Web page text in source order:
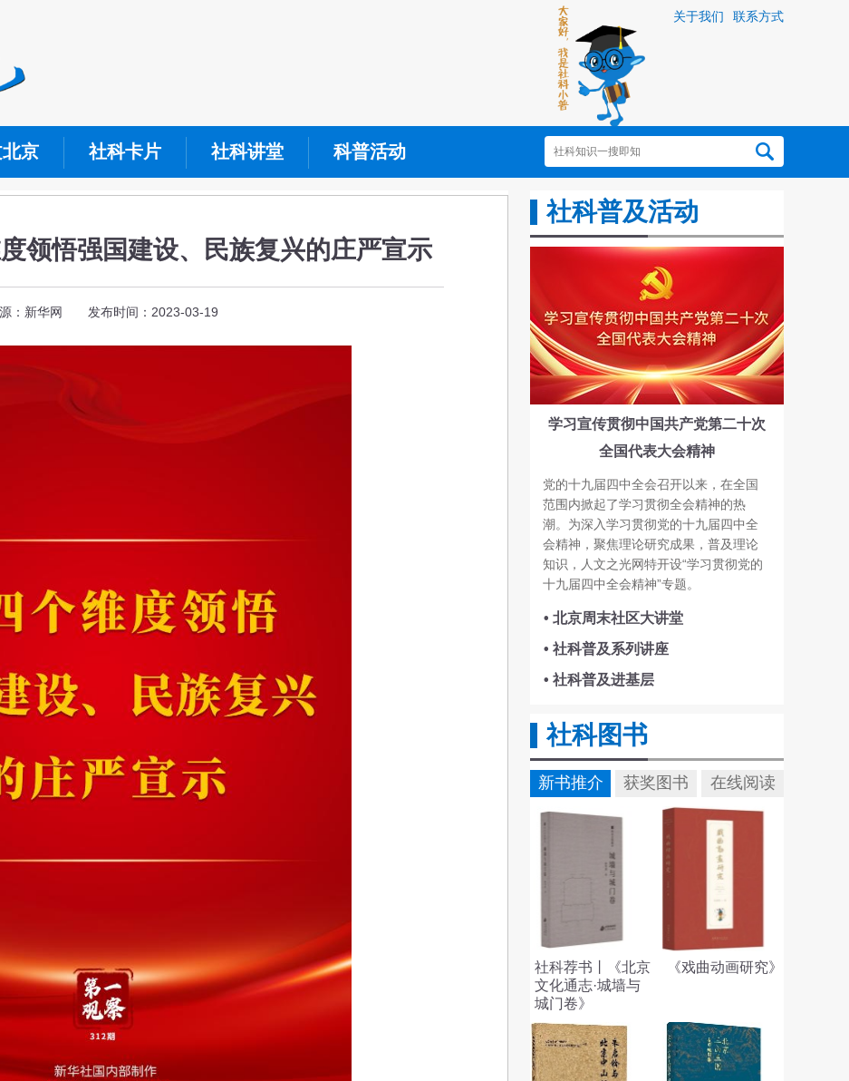
关于我们 联系方式
北京 社科卡片 社科讲堂 科普活动
领悟强国建设、民族复兴的庄严宣示
：新华网 发布时间：2023-03-19
社科普及活动
学习宣传贯彻中国共产党第二十次
全国代表大会精神
党的十九届四中全会召开以来，在全国
范围内掀起了学习贯彻全会精神的热
潮。为深入学习贯彻党的十九届四中全
会精神，聚焦理论研究成果，普及理论
知识，人文之光网特开设“学习贯彻党的
十九届四中全会精神”专题。
• 北京周末社区大讲堂
• 社科普及系列讲座
• 社科普及进基层
社科图书
新书推介 获奖图书 在线阅读
社科荐书丨《北京
文化通志·城墙与
城门卷》
《戏曲动画研究》